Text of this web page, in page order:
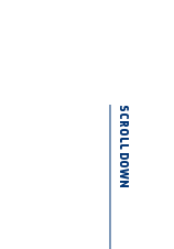
SCROLL DOWN